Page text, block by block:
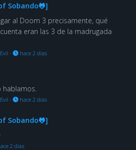
Sobando🐸]
al Doom 3 precisamente, qué
eran las 3 de la madrugada
· hace 2 días
· hace 2 días
Sobando🐸]
2 días